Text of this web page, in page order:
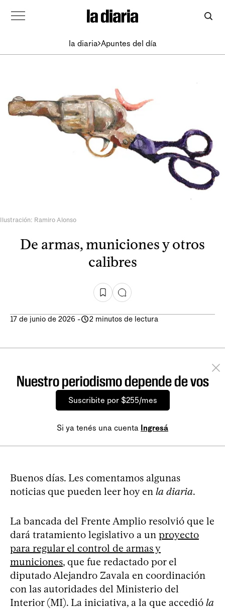
la diaria Apuntes del día
Ilustración: Ramiro Alonso
De armas, municiones y otros
calibres
17 de junio de 2026 - 2 minutos de lectura
Nuestro periodismo depende de vos
Suscribite por $255/mes
Si ya tenés una cuenta Ingresá
Buenos días. Les comentamos algunas
noticias que pueden leer hoy en la diaria.
La bancada del Frente Amplio resolvió que le
dará tratamiento legislativo a un proyecto
para regular el control de armas y
municiones, que fue redactado por el
diputado Alejandro Zavala en coordinación
con las autoridades del Ministerio del
Interior (MI). La iniciativa, a la que accedió la